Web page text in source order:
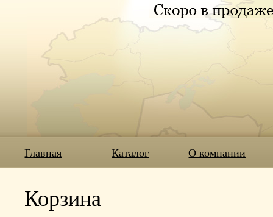
Главная Каталог О компании
Корзина